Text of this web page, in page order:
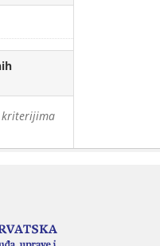
kriterijima